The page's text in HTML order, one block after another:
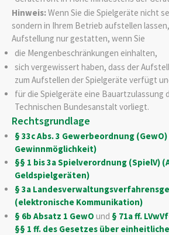
Hinweis: Wenn Sie die Spielgeräte nicht
sondern in Ihrem Betrieb aufstellen
Aufstellung nur gestatten, wenn Sie
die Mengenbeschränkungen einhalten,
sich vergewissert haben, dass der
zum Aufstellen der Spielgeräte verfügt
für die Spielgeräte eine Bauartzulassung
Technischen Bundesanstalt vorliegt.
Rechtsgrundlage
§ 33c Abs. 3 Gewerbeordnung
Gewinnmöglichkeit)
§§ 1 bis 3a Spielverordnung (SpielV)
Geldspielgeräten)
§ 3a
(elektronische Kommunikation)
§ 6b Absatz 1 GewO und § 71a ff.
§§ 1 ff. des Gesetzes über